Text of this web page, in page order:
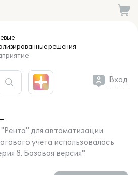
решения
Вход
для автоматизации
учета использовалось
8. Базовая версия"